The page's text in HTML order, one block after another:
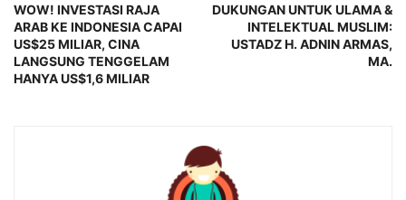
WOW! INVESTASI RAJA
ARAB KE INDONESIA CAPAI
US$25 MILIAR, CINA
LANGSUNG TENGGELAM
HANYA US$1,6 MILIAR
DUKUNGAN UNTUK ULAMA &
INTELEKTUAL MUSLIM:
USTADZ H. ADNIN ARMAS,
MA.